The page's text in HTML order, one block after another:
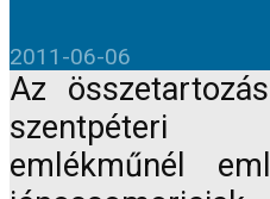
2011-06-06
Az
szentpéteri
emlékműnél